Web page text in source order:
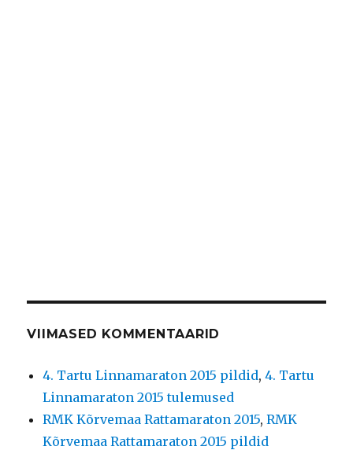
VIIMASED KOMMENTAARID
4. Tartu Linnamaraton 2015 pildid,4. Tartu
Linnamaraton 2015 tulemused
RMK Kõrvemaa Rattamaraton 2015,RMK
Kõrvemaa Rattamaraton 2015 pildid